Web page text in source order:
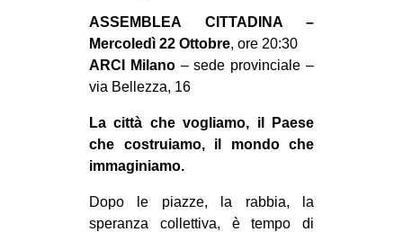
MOBILITAZIONI
SPAZI
SPORT POPOLARE
MOVIMENTI
AMBIENTE
DIRITTO ALL’ABITARE
ASSEMBLEA CITTADINA –
Mercoledì 22 Ottobre, ore 20:30
ARCI Milano– sede provinciale –
via Bellezza, 16
La città che vogliamo, il Paese
che costruiamo, il mondo che
immaginiamo.
Dopo le piazze, la rabbia, la
speranza collettiva, è tempo di